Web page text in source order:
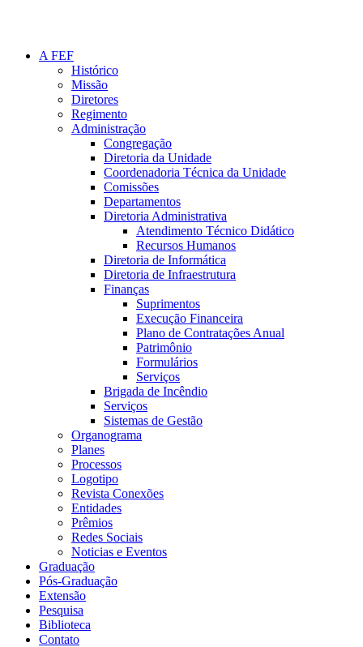
A FEF
Histórico
Missão
Diretores
Regimento
Administração
Congregação
Diretoria da Unidade
Coordenadoria Técnica da Unidade
Comissões
Departamentos
Diretoria Administrativa
Atendimento Técnico Didático
Recursos Humanos
Diretoria de Informática
Diretoria de Infraestrutura
Finanças
Suprimentos
Execução Financeira
Plano de Contratações Anual
Patrimônio
Formulários
Serviços
Brigada de Incêndio
Serviços
Sistemas de Gestão
Organograma
Planes
Processos
Logotipo
Revista Conexões
Entidades
Prêmios
Redes Sociais
Noticias e Eventos
Graduação
Pós-Graduação
Extensão
Pesquisa
Biblioteca
Contato